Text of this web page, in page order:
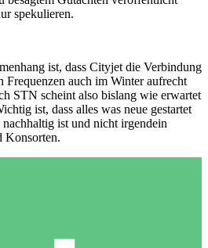
spekulieren.
ist, dass Cityjet die Verbindung
Frequenzen auch im Winter aufrecht
STN scheint also bislang wie erwartet
ist, dass alles was neue gestartet
ist und nicht irgendein
Konsorten.